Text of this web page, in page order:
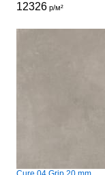
12326р/м²